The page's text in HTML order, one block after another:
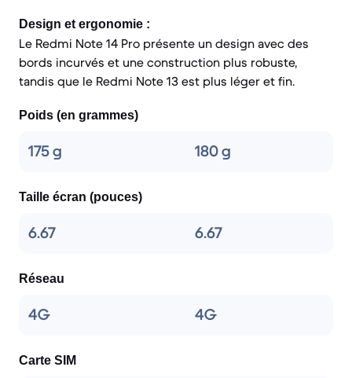
Design et ergonomie :
Le Redmi Note 14 Pro présente un design avec des
bords incurvés et une construction plus robuste,
tandis que le Redmi Note 13 est plus léger et fin.
Poids (en grammes)
175 g 180 g
Taille écran (pouces)
6.67 6.67
Réseau
4G 4G
Carte SIM